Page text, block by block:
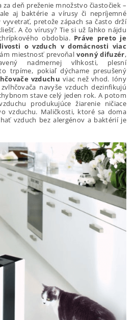
deň preženie množstvo čiastočiek –
aj baktérie a vírusy či nepríjemné
pretože zápach sa často drží
A čo vírusy? Tie si už ľahko nájdu
obdobia. Práve preto je
o vzduch v domácnosti viac
miestnosť prevoňalvonný difuzér,
nadmernej vlhkosti, plesní
trpíme, pokiaľ dýchame presušený
vzduchu viac než vhod. Ióny
navyše vzduch dezinfikujú
stave celý jeden rok. A potom
produkujúce žiarenie ničiace
vzduchu. Maličkosti, ktoré sa doma
vzduch bez alergénov a baktérií je